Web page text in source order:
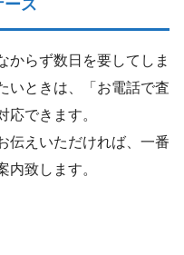
ース
からず数日を要してしま
いときは、「お電話で査
応できます。
伝えいただければ、一番
内致します。